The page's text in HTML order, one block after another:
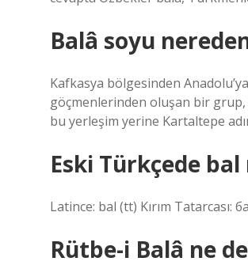
Balâ soyu
Kafkasya bölgesinden
göçmenlerinden oluşan bir
bu yerleşim yerine Kartaltepe
Eski Türkçede bal
Latince: bal (tt) Kırım Tatarcası:
Rütbe-i Balâ ne